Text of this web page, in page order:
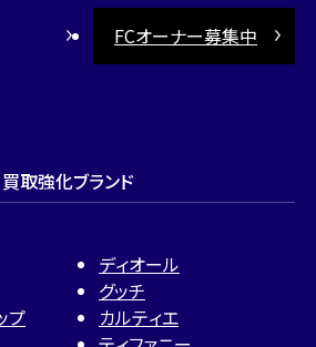
FCオーナー募集中
買取強化ブランド
プ
ディオール
グッチ
カルティエ